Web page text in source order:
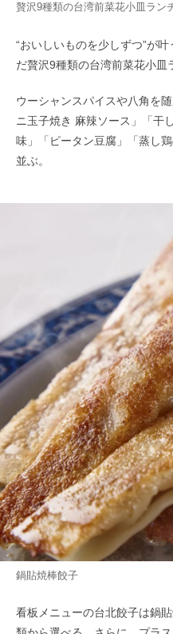
贅沢9種類の台湾前菜花小皿ラン
“おいしいものを少しずつ”が
だ贅沢9種類の台湾前菜花小皿
ウーシャンスパイスや八角を
ニ玉子焼き 麻辣ソース」「干
味」「ピータン豆腐」「蒸し
並ぶ。
鍋貼焼棒餃子
看板メニューの台北餃子は鍋